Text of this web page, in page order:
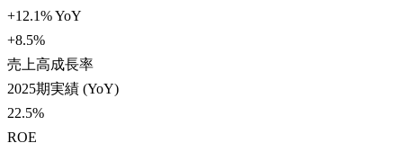
+12.1% YoY
+8.5%
売上高成長率
2025期実績 (YoY)
22.5%
ROE